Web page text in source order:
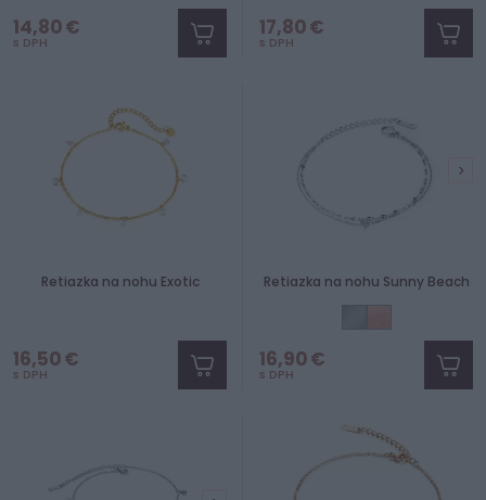
14,80 €
s DPH
17,80 €
s DPH
Retiazka na nohu Exotic
16,50 €
s DPH
Retiazka na nohu Sunny Beach
16,90 €
s DPH